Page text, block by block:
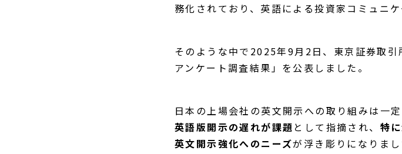
務化されており、英語による投資家コミュニ
そのような中で2025年9月2日、東京証券取
アンケート調査結果」を公表しました。
日本の上場会社の英文開示への取り組みは一
英語版開示の遅れが課題 として指摘され、 特
英文開示強化へのニーズが浮き彫りになりまし